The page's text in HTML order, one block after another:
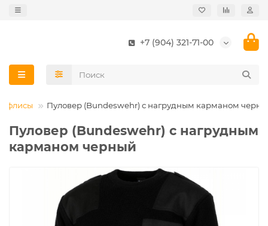
+7 (904) 321-71-00
флисы Пуловер (Bundeswehr) с нагрудным карманом
Пуловер (Bundeswehr) с нагрудным
карманом черный